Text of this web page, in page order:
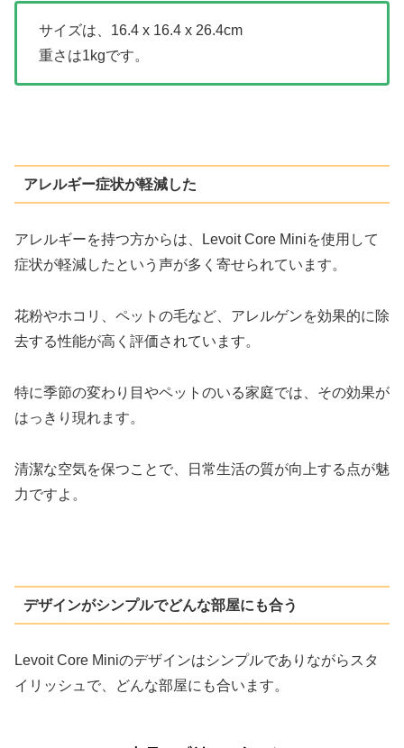
サイズは、16.4 x 16.4 x 26.4cm
重さは1kgです。
アレルギー症状が軽減した
アレルギーを持つ方からは、Levoit Core Miniを使用して
症状が軽減したという声が多く寄せられています。
花粉やホコリ、ペットの毛など、アレルゲンを効果的に除
去する性能が高く評価されています。
特に季節の変わり目やペットのいる家庭では、その効果が
はっきり現れます。
清潔な空気を保つことで、日常生活の質が向上する点が魅
力ですよ。
デザインがシンプルでどんな部屋にも合う
Levoit Core Miniのデザインはシンプルでありながらスタ
イリッシュで、どんな部屋にも合います。